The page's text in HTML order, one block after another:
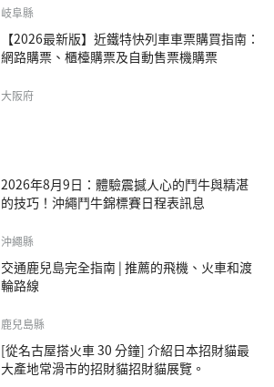
岐阜縣
【2026最新版】近鐵特快列車車票購買指南：
網路購票、櫃檯購票及自動售票機購票
大阪府
2026年8月9日：體驗震撼人心的鬥牛與精湛
的技巧！沖繩鬥牛錦標賽日程表訊息
沖繩縣
交通鹿兒島完全指南 | 推薦的飛機、火車和渡
輪路線
鹿兒島縣
[從名古屋搭火車 30 分鐘] 介紹日本招財貓最
大產地常滑市的招財貓招財貓展覽。